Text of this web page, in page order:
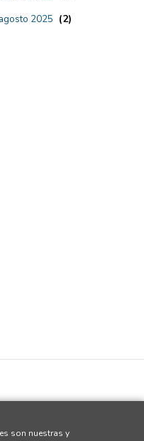
agosto 2025 (2)
son nuestras y